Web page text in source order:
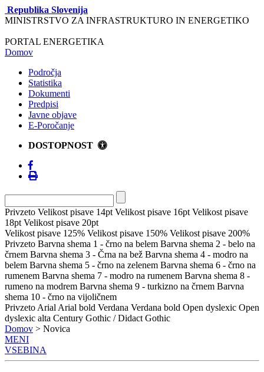
Republika Slovenija
MINISTRSTVO ZA INFRASTRUKTURO IN ENERGETIKO
PORTAL ENERGETIKA
Domov
Področja
Statistika
Dokumenti
Predpisi
Javne objave
E-Poročanje
DOSTOPNOST
Privzeto Velikost pisave 14pt Velikost pisave 16pt Velikost pisave
18pt Velikost pisave 20pt
Velikost pisave 125% Velikost pisave 150% Velikost pisave 200%
Privzeto Barvna shema 1 - črno na belem Barvna shema 2 - belo na
črnem Barvna shema 3 - Črna na bež Barvna shema 4 - modro na
belem Barvna shema 5 - črno na zelenem Barvna shema 6 - črno na
rumenem Barvna shema 7 - modro na rumenem Barvna shema 8 -
rumeno na modrem Barvna shema 9 - turkizno na črnem Barvna
shema 10 - črno na vijoličnem
Privzeto Arial Arial bold Verdana Verdana bold Open dyslexic Open
dyslexic alta Century Gothic / Didact Gothic
Domov > Novica
MENI
VSEBINA